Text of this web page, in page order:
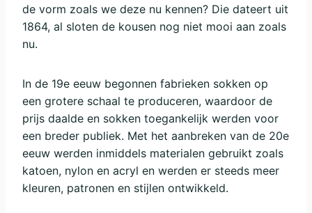
de vorm zoals we deze nu kennen? Die dateert uit
1864, al sloten de kousen nog niet mooi aan zoals
nu.
In de 19e eeuw begonnen fabrieken sokken op
een grotere schaal te produceren, waardoor de
prijs daalde en sokken toegankelijk werden voor
een breder publiek. Met het aanbreken van de 20e
eeuw werden inmiddels materialen gebruikt zoals
katoen, nylon en acryl en werden er steeds meer
kleuren, patronen en stijlen ontwikkeld.